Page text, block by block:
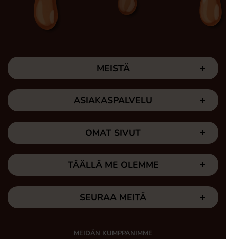
MEISTÄ
ASIAKASPALVELU
OMAT SIVUT
TÄÄLLÄ ME OLEMME
SEURAA MEITÄ
MEIDÄN KUMPPANIMME